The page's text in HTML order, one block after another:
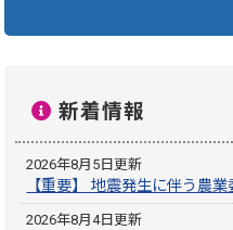
新着情報
2026年8月5日更新
【重要】 地震発生に伴う農
2026年8月4日更新